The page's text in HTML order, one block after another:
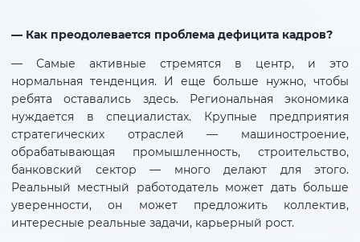
— Как преодолевается проблема дефицита кадров?
— Самые активные стремятся в центр, и это
нормальная тенденция. И еще больше нужно, чтобы
ребята оставались здесь. Региональная экономика
нуждается в специалистах. Крупные предприятия
стратегических отраслей — машиностроение,
обрабатывающая промышленность, строительство,
банковский сектор — много делают для этого.
Реальный местный работодатель может дать больше
уверенности, он может предложить коллектив,
интересные реальные задачи, карьерный рост.